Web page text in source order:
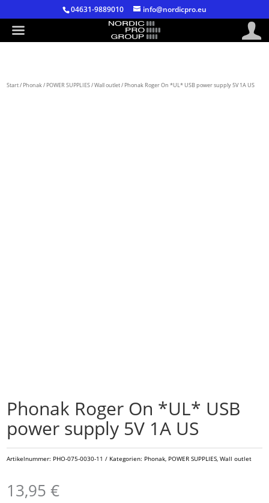
04631-9889010 info@nordicpro.eu
Start/ Phonak/ POWER SUPPLIES/Wall outlet/ Phonak Roger On *UL* USB power supply 5V 1A US
Phonak Roger On *UL* USB
power supply 5V 1A US
Artikelnummer: PHO-075-0030-11 Kategorien: Phonak POWER SUPPLIES ,Wall outlet
13,95€